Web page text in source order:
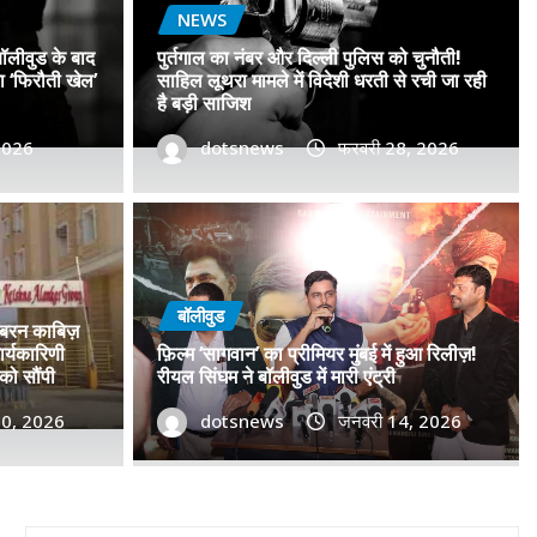
प्रमोद सावंत का ‘गोदान’ को
विमोचन कर मथुरा से फिल्म
मान!
2026
के बाद
खेल’
NEWS
पुर्तगाल का नंबर और दिल्ली पुलिस को चुनौती!
साहिल लूथरा मामले में विदेशी धरती से रची जा रही
है बड़ी साजिश
dotsnews फरवरी 28, 2026
काबिज़
सौंपी
2026
बॉलीवुड
फ़िल्म ‘सागवान’ का प्रीमियर मुंबई में हुआ रिलीज़!
रीयल सिंघम ने बॉलीवुड में मारी एंट्री
dotsnews जनवरी 14, 2026